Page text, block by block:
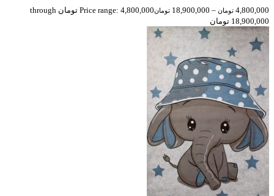
4,800,000 تومان –
18,900,000 تومان
Price range: 4,800,000 تومان through
18,900,000 تومان